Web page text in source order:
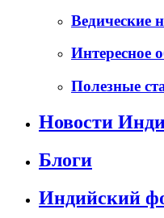
Ведические
Интересное
Полезные
Новости
Блоги
Индийский